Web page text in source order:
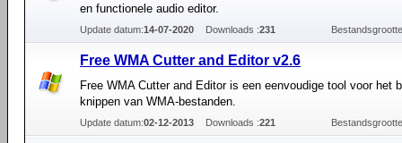
en functionele audio editor.
Update datum:14-07-2020 Downloads :231
Free WMA Cutter and Editor v2.6
Free WMA Cutter and Editor is een eenvoudige tool voor het
knippen van WMA-bestanden.
Update datum:02-12-2013 Downloads :221